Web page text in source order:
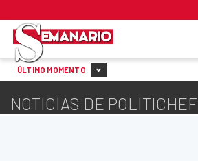
ÚLTIMO MOMENTO
NOTICIAS DE POLITICHEF